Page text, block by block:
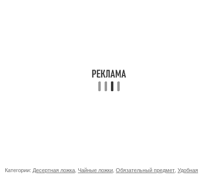
Категории: Десертная ложка Чайные ложки Обязательный предмет Удобная